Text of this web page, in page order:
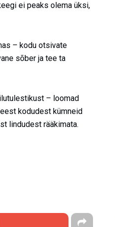
ei peaks olema üksi,
– kodu otsivate
sõber ja tee ta
– loomad
kodudest kümneid
lindudest rääkimata.